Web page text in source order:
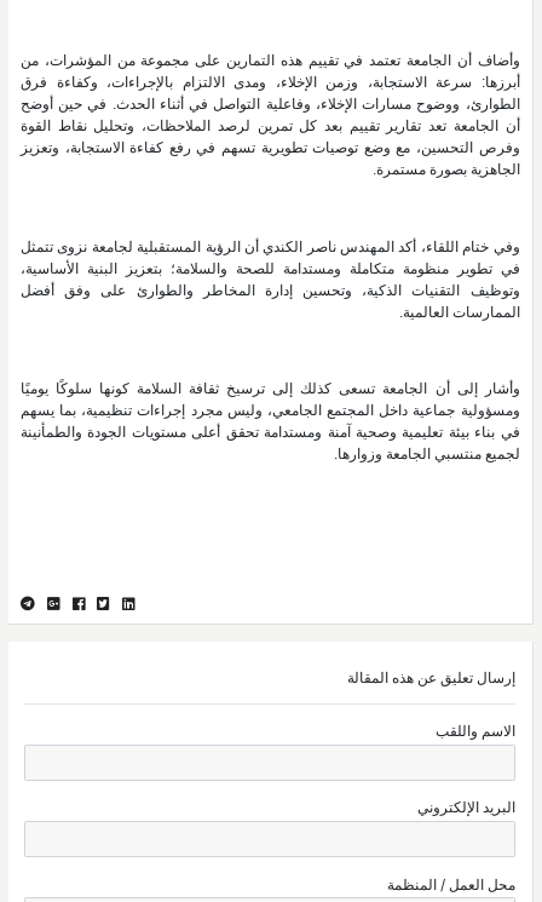
وأضاف أن الجامعة تعتمد في تقييم هذه التمارين على مجموعة من المؤشرات، من
أبرزها: سرعة الاستجابة، وزمن الإخلاء، ومدى الالتزام بالإجراءات، وكفاءة فرق
الطوارئ، ووضوح مسارات الإخلاء، وفاعلية التواصل في أثناء الحدث. في حين أوضح
أن الجامعة تعد تقارير تقييم بعد كل تمرين لرصد الملاحظات، وتحليل نقاط القوة
وفرص التحسين، مع وضع توصيات تطويرية تسهم في رفع كفاءة الاستجابة، وتعزيز
الجاهزية بصورة مستمرة.
وفي ختام اللقاء، أكد المهندس ناصر الكندي أن الرؤية المستقبلية لجامعة نزوى تتمثل
في تطوير منظومة متكاملة ومستدامة للصحة والسلامة؛ بتعزيز البنية الأساسية،
وتوظيف التقنيات الذكية، وتحسين إدارة المخاطر والطوارئ على وفق أفضل
الممارسات العالمية.
وأشار إلى أن الجامعة تسعى كذلك إلى ترسيخ ثقافة السلامة كونها سلوكًا يوميًا
ومسؤولية جماعية داخل المجتمع الجامعي، وليس مجرد إجراءات تنظيمية، بما يسهم
في بناء بيئة تعليمية وصحية آمنة ومستدامة تحقق أعلى مستويات الجودة والطمأنينة
لجميع منتسبي الجامعة وزوارها.
إرسال تعليق عن هذه المقالة
الاسم واللقب
البريد الإلكتروني
محل العمل / المنظمة